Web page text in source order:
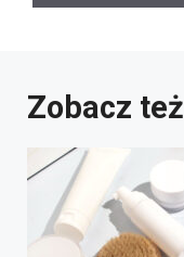
Zobacz też